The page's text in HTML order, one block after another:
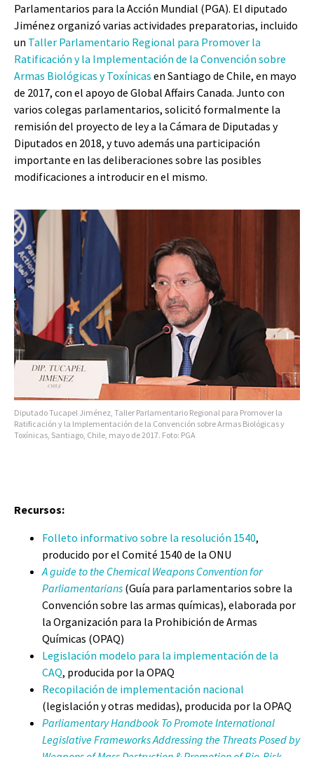
Parlamentarios para la Acción Mundial (PGA). El diputado
Jiménez organizó varias actividades preparatorias, incluido
un Taller Parlamentario Regional para Promover la
Ratificación y la Implementación de la Convención sobre
Armas Biológicas y Toxínicas en Santiago de Chile, en mayo
de 2017, con el apoyo de Global Affairs Canada. Junto con
varios colegas parlamentarios, solicitó formalmente la
remisión del proyecto de ley a la Cámara de Diputadas y
Diputados en 2018, y tuvo además una participación
importante en las deliberaciones sobre las posibles
modificaciones a introducir en el mismo.
Diputado Tucapel Jiménez, Taller Parlamentario Regional para Promover la
Ratificación y la Implementación de la Convención sobre Armas Biológicas y
Toxínicas, Santiago, Chile, mayo de 2017. Foto: PGA
Recursos:
Folleto informativo sobre la resolución 1540,
producido por el Comité 1540 de la ONU
A guide to the Chemical Weapons Convention for
Parliamentarians (Guía para parlamentarios sobre la
Convención sobre las armas químicas), elaborada por
la Organización para la Prohibición de Armas
Químicas (OPAQ)
Legislación modelo para la implementación de la
CAQ, producida por la OPAQ
Recopilación de implementación nacional
(legislación y otras medidas), producida por la OPAQ
Parliamentary Handbook To Promote International
Legislative Frameworks Addressing the Threats Posed by